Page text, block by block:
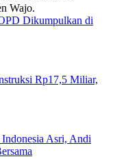
Dikumpulkan di
Rp17,5 Miliar,
Asri, Andi